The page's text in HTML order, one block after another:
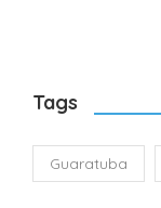
Tags
Guaratuba